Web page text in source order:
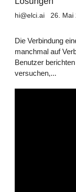
hi@elci.ai 26. Mai
Die Verbindung
manchmal auf
Benutzer
versuchen,...